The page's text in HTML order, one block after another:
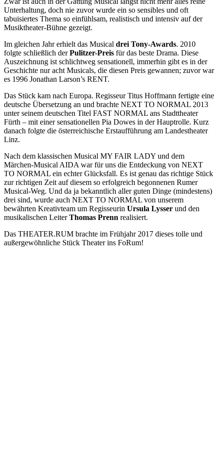
Unterhaltung, doch nie zuvor wurde ein so sensibles und oft
tabuisiertes Thema so einfühlsam, realistisch und intensiv auf der
Musiktheater-Bühne gezeigt.
Im gleichen Jahr erhielt das Musical drei Tony-Awards. 2010
folgte schließlich derPulitzer-Preis für das beste Drama. Diese
Auszeichnung ist schlichtweg sensationell, immerhin gibt es in der
Geschichte nur acht Musicals, die diesen Preis gewannen; zuvor war
es 1996 Jonathan Larson’s RENT.
Das Stück kam nach Europa. Regisseur Titus Hoffmann fertigte eine
deutsche Übersetzung an und brachte NEXT TO NORMAL 2013
unter seinem deutschen Titel FAST NORMAL ans Stadttheater
Fürth – mit einer sensationellen Pia Dowes in der Hauptrolle. Kurz
danach folgte die österreichische Erstaufführung am Landestheater
Linz.
Nach dem klassischen Musical MY FAIR LADY und dem
Märchen-Musical AIDA war für uns die Entdeckung von NEXT
TO NORMAL ein echter Glücksfall. Es ist genau das richtige Stück
zur richtigen Zeit auf diesem so erfolgreich begonnenen Rumer
Musical-Weg. Und da ja bekanntlich aller guten Dinge (mindestens)
drei sind, wurde auch NEXT TO NORMAL von unserem
bewährten Kreativteam um Regisseurin Ursula Lysser und den
musikalischen LeiterThomas Prenn realisiert.
Das THEATER.RUM brachte im Frühjahr 2017 dieses tolle und
außergewöhnliche Stück Theater ins FoRum!